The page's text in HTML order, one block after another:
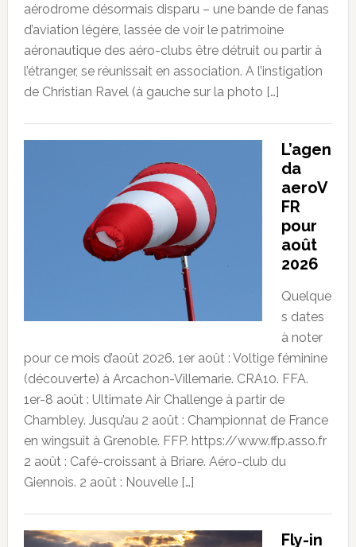
aérodrome désormais disparu – une bande de fanas
d’aviation légère, lassée de voir le patrimoine
aéronautique des aéro-clubs être détruit ou partir à
l’étranger, se réunissait en association. A l’instigation
de Christian Ravel (à gauche sur la photo […]
L’agen
da
aeroV
FR
pour
août
2026
Quelque
s dates
à noter
pour ce mois d’août 2026. 1er août : Voltige féminine
(découverte) à Arcachon-Villemarie. CRA10. FFA.
1er-8 août : Ultimate Air Challenge à partir de
Chambley. Jusqu’au 2 août : Championnat de France
en wingsuit à Grenoble. FFP. https://www.ffp.asso.fr
2 août : Café-croissant à Briare. Aéro-club du
Giennois. 2 août : Nouvelle […]
Fly-in